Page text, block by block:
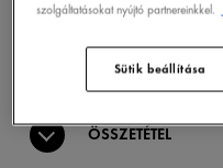
ALKALMAZÁS
ÖSSZETÉTEL
szolgáltatásokat nyújtó partnereinkkel.
Sütik beállítása